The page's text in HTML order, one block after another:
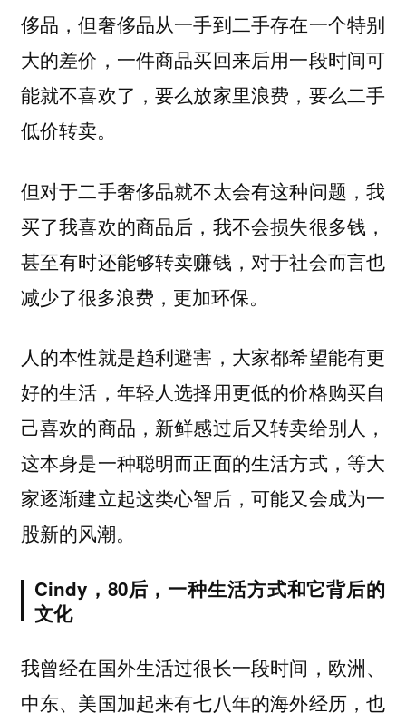
侈品，但奢侈品从一手到二手存在一个特别
大的差价，一件商品买回来后用一段时间可
能就不喜欢了，要么放家里浪费，要么二手
低价转卖。
但对于二手奢侈品就不太会有这种问题，我
买了我喜欢的商品后，我不会损失很多钱，
甚至有时还能够转卖赚钱，对于社会而言也
减少了很多浪费，更加环保。
人的本性就是趋利避害，大家都希望能有更
好的生活，年轻人选择用更低的价格购买自
己喜欢的商品，新鲜感过后又转卖给别人，
这本身是一种聪明而正面的生活方式，等大
家逐渐建立起这类心智后，可能又会成为一
股新的风潮。
Cindy，80后，一种生活方式和它背后的
文化
我曾经在国外生活过很长一段时间，欧洲、
中东、美国加起来有七八年的海外经历，也